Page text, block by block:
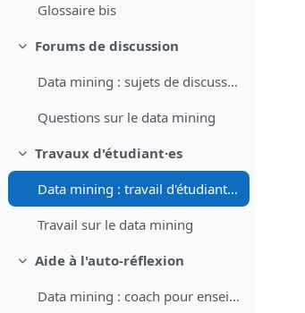
Glossaire bis
Replier
Forums de discussion
Data mining : sujets de discussion pour forum (prompt)
Questions sur le data mining
Replier
Travaux d'étudiant·es
Data mining : travail d'étudiant·es (prompt)
Travail sur le data mining
Replier
Aide à l'auto-réflexion
Data mining : coach pour enseignant·e (prompt)